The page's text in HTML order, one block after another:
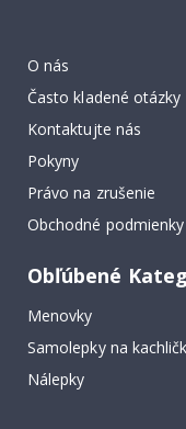
O nás
Často kladené otázky
Kontaktujte nás
Pokyny
Právo na zrušenie
Obchodné podmienky
Obľúbené
Menovky
Samolepky na
Nálepky